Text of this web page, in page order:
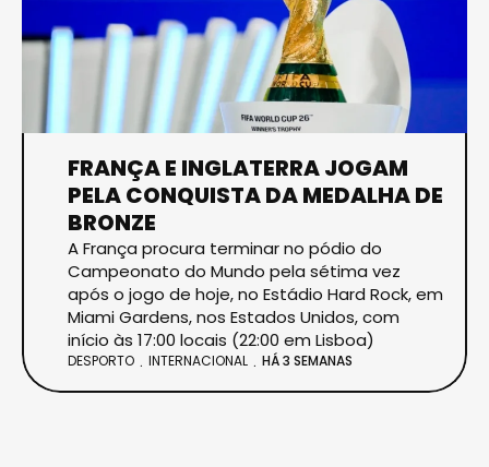
FRANÇA E INGLATERRA JOGAM
PELA CONQUISTA DA MEDALHA DE
BRONZE
A França procura terminar no pódio do
Campeonato do Mundo pela sétima vez
após o jogo de hoje, no Estádio Hard Rock, em
Miami Gardens, nos Estados Unidos, com
início às 17:00 locais (22:00 em Lisboa)
DESPORTO INTERNACIONAL HÁ 3 SEMANAS